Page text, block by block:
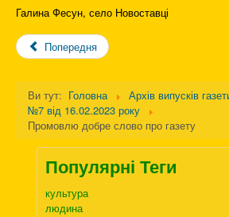
Галина Фесун, село Новоставці
Попередня
Ви тут: Головна
Архів випусків
№7 від 16.02.2023 року
Промовлю добре слово про газету
Популярні Теги
культура
людина